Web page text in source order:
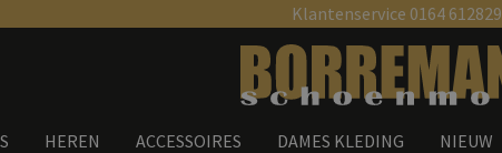
Klantenservice 0164 612829
HEREN ACCESSOIRES DAMES KLEDING NIEUW